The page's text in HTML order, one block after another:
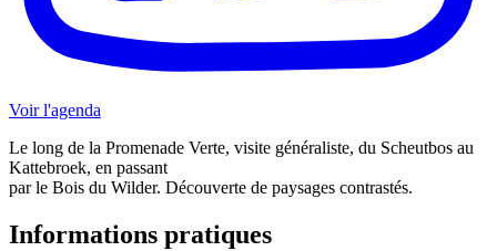
Voir l'agenda
Le long de la Promenade Verte, visite généraliste, du Scheutbos au
Kattebroek, en passant
par le Bois du Wilder. Découverte de paysages contrastés.
Informations pratiques